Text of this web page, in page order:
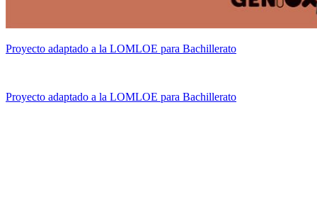
Proyecto adaptado a la LOMLOE para Bachillerato
Proyecto adaptado a la LOMLOE para Bachillerato